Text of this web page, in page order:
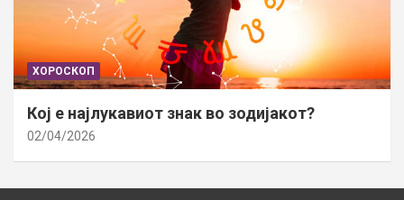
ХОРОСКОП
Кој е најлукавиот знак во зодијакот?
02/04/2026